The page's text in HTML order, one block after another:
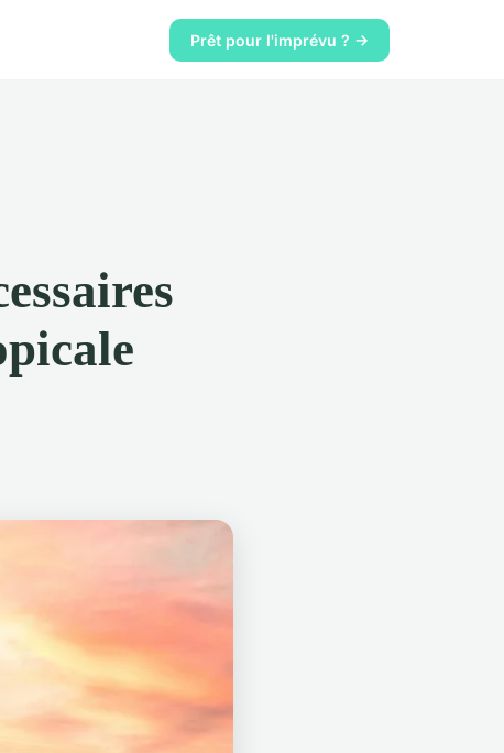
Prêt pour l'imprévu ? →